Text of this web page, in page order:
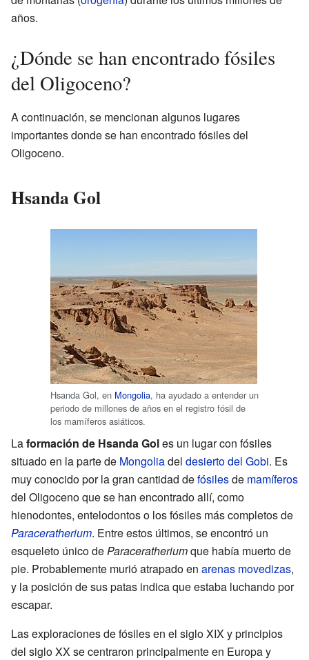
años.
¿Dónde se han encontrado fósiles
del Oligoceno?
A continuación, se mencionan algunos lugares
importantes donde se han encontrado fósiles del
Oligoceno.
Hsanda Gol
Hsanda Gol, en Mongolia, ha ayudado a entender un
periodo de millones de años en el registro fósil de
los mamíferos asiáticos.
Laformación de Hsanda Goles un lugar con fósiles
situado en la parte de Mongoliadel desierto del Gobi. Es
muy conocido por la gran cantidad defósilesde mamíferos
del Oligoceno que se han encontrado allí, como
hienodontes, entelodontos o los fósiles más completos de
Paraceratherium. Entre estos últimos, se encontró un
esqueleto único de Paraceratheriumque había muerto de
pie. Probablemente murió atrapado en arenas movedizas,
y la posición de sus patas indica que estaba luchando por
escapar.
Las exploraciones de fósiles en el siglo XIX y principios
del siglo XX se centraron principalmente en Europa y